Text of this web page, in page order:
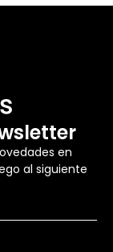
en
al siguiente